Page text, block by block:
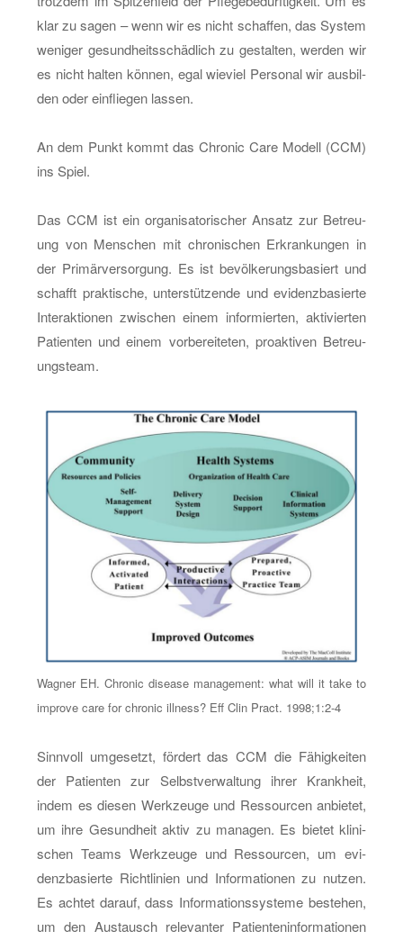
klar zu sagen – wenn wir es nicht schaf­fen, das Sys­tem
we­ni­ger ge­sund­heits­schäd­lich zu ge­stal­ten, wer­den wir
es nicht hal­ten kön­nen, egal wie­viel Per­so­nal wir aus­bil­
den oder ein­flie­gen las­sen.
An dem Punkt kommt das Chro­nic Care Mo­dell (CCM)
ins Spiel.
Das CCM ist ein or­ga­ni­sa­to­ri­scher An­satz zur Be­treu­
ung von Men­schen mit chro­ni­schen Er­kran­kun­gen in
der Pri­mär­ver­sor­gung. Es ist be­völ­ke­rungs­ba­siert und
schafft prak­ti­sche, un­ter­stüt­zen­de und evi­denz­ba­sier­te
In­ter­ak­tio­nen zwi­schen einem in­for­mier­ten, ak­ti­vier­ten
Pa­ti­en­ten und einem vor­be­rei­te­ten, pro­ak­ti­ven Be­treu­
ungs­team.
Wag­ner EH. Chro­nic di­sea­se ma­nage­ment: what will it take to
im­pro­ve care for chro­nic ill­ness? Eff Clin Pract. 1998;1:2-4
Sinn­voll um­ge­setzt, för­dert das CCM die Fä­hig­kei­ten
der Pa­ti­en­ten zur Selbst­ver­wal­tung ihrer Krank­heit,
indem es die­sen Werk­zeu­ge und Res­sour­cen an­bie­tet,
um ihre Ge­sund­heit aktiv zu ma­na­gen. Es bie­tet kli­ni­
schen Teams Werk­zeu­ge und Res­sour­cen, um evi­
denz­ba­sier­te Richt­li­ni­en und In­for­ma­tio­nen zu nut­zen.
Es ach­tet dar­auf, dass In­for­ma­ti­ons­sys­te­me be­ste­hen,
um den Aus­tausch re­le­van­ter Pa­ti­en­ten­in­for­ma­tio­nen